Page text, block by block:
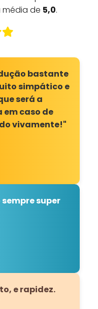
de 5,0.
bastante
simpático e
será a
caso de
vivamente!"
sempre super
e rapidez.